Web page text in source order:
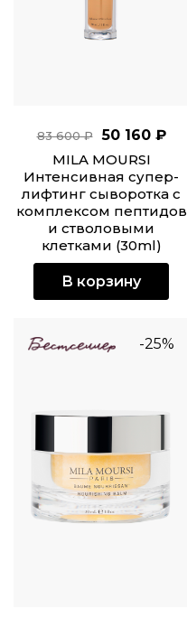
83 600 ₽
50 160 ₽
MILA MOURSI
Интенсивная супер-
лифтинг сыворотка с
комплексом пептидов
и стволовыми
клетками (30ml)
В корзину
-25%